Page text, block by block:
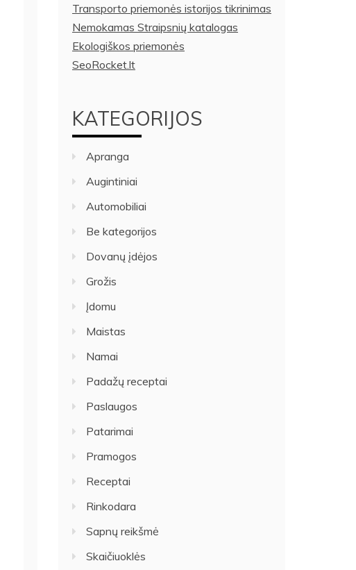
Transporto priemonės istorijos tikrinimas
Nemokamas Straipsnių katalogas
Ekologiškos priemonės
SeoRocket.lt
KATEGORIJOS
Apranga
Augintiniai
Automobiliai
Be kategorijos
Dovanų įdėjos
Grožis
Įdomu
Maistas
Namai
Padažų receptai
Paslaugos
Patarimai
Pramogos
Receptai
Rinkodara
Sapnų reikšmė
Skaičiuoklės